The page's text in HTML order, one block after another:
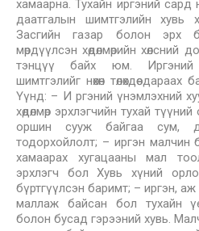
хамаарна. Тухайн иргэний сард
даатгалын шимтгэлийн хувь
Засгийн газар болон эрх
мөрдүүлсэн хөдөлмөрийн
тэнцүү байх юм. Иргэний
шимтгэлийг нөхөн төлөхдөө
Үүнд: – И ргэний үнэмлэхний
хөдөлмөр эрхлэгчийн тухай
оршин сууж байгаа сум,
тодорхойлолт; – иргэн малчин
хамаарах хугацааны мал
эрхлэгч бол Хувь хүний
бүртгүүлсэн баримт; – иргэн, аж
маллаж байсан бол тухайн
болон бусад гэрээний хувь.